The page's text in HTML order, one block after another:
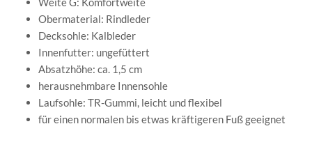
Obermaterial: Rindleder
Decksohle: Kalbleder
Innenfutter: ungefüttert
Absatzhöhe: ca. 1,5 cm
herausnehmbare Innensohle
Laufsohle: TR-Gummi, leicht und flexibel
für einen normalen bis etwas kräftigeren Fuß geeignet